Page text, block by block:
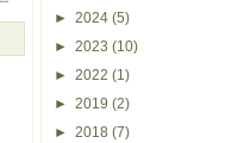
► 2024 (5)
► 2023 (10)
► 2022 (1)
► 2019 (2)
► 2018 (7)